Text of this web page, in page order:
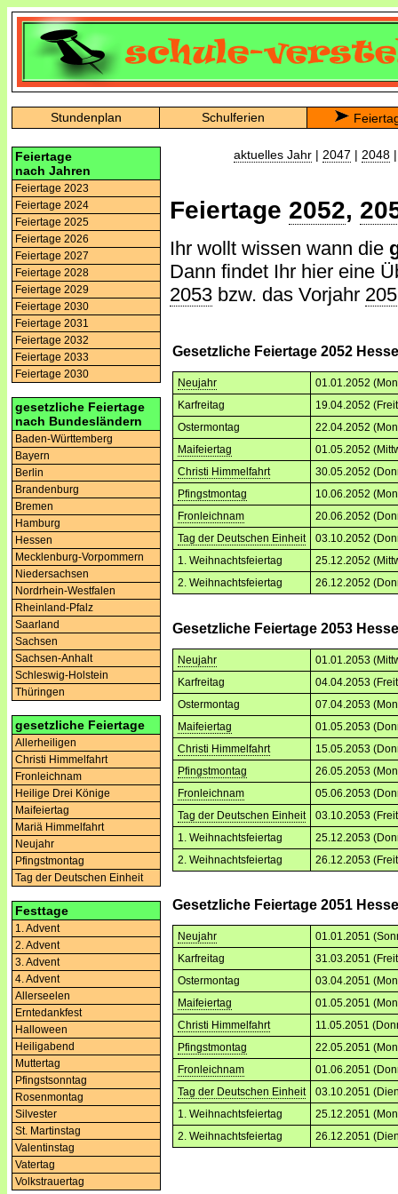
Stundenplan Schulferien
Feiertage
nach Jahren
Feiertage 2023
Feiertage 2024
Feiertage 2025
Feiertage 2026
Feiertage 2027
Feiertage 2028
Feiertage 2029
Feiertage 2030
Feiertage 2031
Feiertage 2032
Feiertage 2033
Feiertage 2030
gesetzliche Feiertage
nach Bundesländern
Baden-Württemberg
Bayern
Berlin
Brandenburg
Bremen
Hamburg
Hessen
Mecklenburg-Vorpommern
Niedersachsen
Nordrhein-Westfalen
Rheinland-Pfalz
Saarland
Sachsen
Sachsen-Anhalt
Schleswig-Holstein
Thüringen
gesetzliche Feiertage
Allerheiligen
Christi Himmelfahrt
Fronleichnam
Heilige Drei Könige
Maifeiertag
Mariä Himmelfahrt
Neujahr
Pfingstmontag
Tag der Deutschen Einheit
Festtage
1. Advent
2. Advent
3. Advent
4. Advent
Allerseelen
Erntedankfest
Halloween
Heiligabend
Muttertag
Pfingstsonntag
Rosenmontag
Silvester
St. Martinstag
Valentinstag
Vatertag
Volkstrauertag
aktuelles Jahr | 2047 | 2048
Feiertage 2052,
Ihr wollt wissen wann die
Dann findet Ihr hier eine
2053 bzw. das Vorjahr
Gesetzliche Feiertage 2052
Neujahr
01.01.2052
Karfreitag
19.04.2052
Ostermontag
22.04.2052
Maifeiertag
01.05.2052
Christi Himmelfahrt
30.05.2052
Pfingstmontag
10.06.2052
Fronleichnam
20.06.2052
Tag der Deutschen Einheit
03.10.2052
1. Weihnachtsfeiertag
25.12.2052
2. Weihnachtsfeiertag
26.12.2052
Gesetzliche Feiertage 2053
Neujahr
01.01.2053
Karfreitag
04.04.2053
Ostermontag
07.04.2053
Maifeiertag
01.05.2053
Christi Himmelfahrt
15.05.2053
Pfingstmontag
26.05.2053
Fronleichnam
05.06.2053
Tag der Deutschen Einheit
03.10.2053
1. Weihnachtsfeiertag
25.12.2053
2. Weihnachtsfeiertag
26.12.2053
Gesetzliche Feiertage 2051
Neujahr
01.01.2051
Karfreitag
31.03.2051
Ostermontag
03.04.2051
Maifeiertag
01.05.2051
Christi Himmelfahrt
11.05.2051
Pfingstmontag
22.05.2051
Fronleichnam
01.06.2051
Tag der Deutschen Einheit
03.10.2051
1. Weihnachtsfeiertag
25.12.2051
2. Weihnachtsfeiertag
26.12.2051